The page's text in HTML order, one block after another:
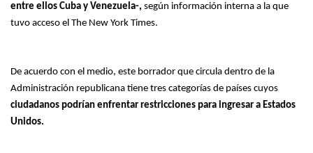
entre ellos Cuba y Venezuela-, según información interna a la que
tuvo acceso el The New York Times.
De acuerdo con el medio, este borrador que circula dentro de la
Administración republicana tiene tres categorías de países cuyos
ciudadanos podrían enfrentar restricciones para ingresar a Estados
Unidos.